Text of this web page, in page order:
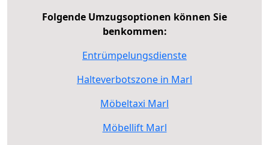
Folgende Umzugsoptionen können Sie
benkommen:
Entrümpelungsdienste
Halteverbotszone in Marl
Möbeltaxi Marl
Möbellift Marl